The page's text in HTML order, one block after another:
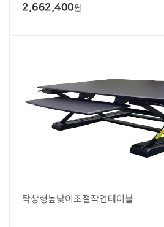
2,662,400원
탁상형높낮이조절작업테이블